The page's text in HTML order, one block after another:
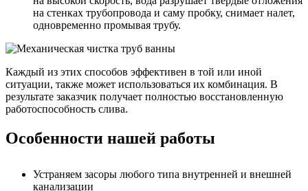
на стенках трубопровода и саму пробку, снимает налет,
одновременно промывая трубу.
Каждый из этих способов эффективен в той или иной
ситуации, также может использоваться их комбинация. В
результате заказчик получает полностью восстановленную
работоспособность слива.
Особенности нашей работы
Устраняем засоры любого типа внутренней и внешней
канализации